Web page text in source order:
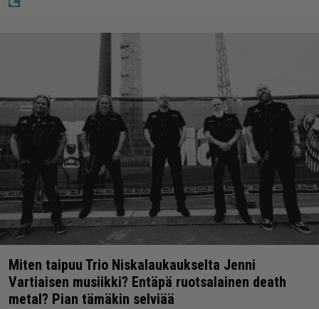
Miten taipuu Trio Niskalaukaukselta Jenni
Vartiaisen musiikki? Entäpä ruotsalainen death
metal? Pian tämäkin selviää